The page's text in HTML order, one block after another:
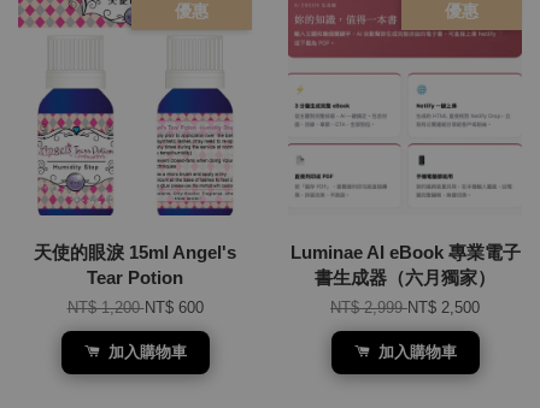
優惠
天使的眼淚 15ml Angel's
Tear Potion
NT$ 1,200NT$ 600
加入購物車
優惠
Luminae AI eBook 專業電子
書生成器（六月獨家）
NT$ 2,999NT$ 2,500
加入購物車